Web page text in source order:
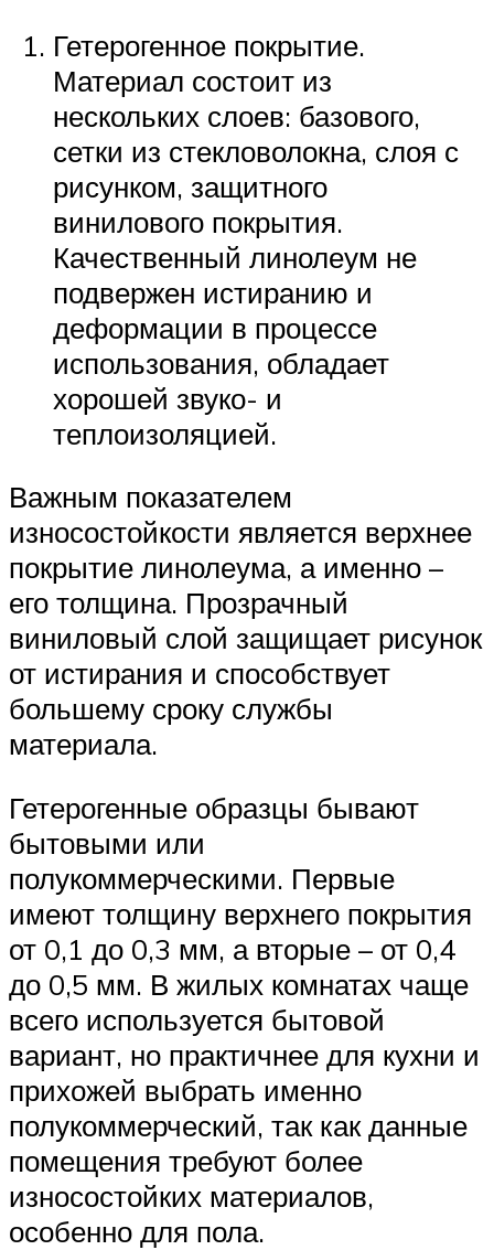
Гетерогенное покрытие.
Материал состоит из
нескольких слоев: базового,
сетки из стекловолокна, слоя с
рисунком, защитного
винилового покрытия.
Качественный линолеум не
подвержен истиранию и
деформации в процессе
использования, обладает
хорошей звуко- и
теплоизоляцией.
Важным показателем
износостойкости является верхнее
покрытие линолеума, а именно –
его толщина. Прозрачный
виниловый слой защищает рисунок
от истирания и способствует
большему сроку службы
материала.
Гетерогенные образцы бывают
бытовыми или
полукоммерческими. Первые
имеют толщину верхнего покрытия
от 0,1 до 0,3 мм, а вторые – от 0,4
до 0,5 мм. В жилых комнатах чаще
всего используется бытовой
вариант, но практичнее для кухни и
прихожей выбрать именно
полукоммерческий, так как данные
помещения требуют более
износостойких материалов,
особенно для пола.